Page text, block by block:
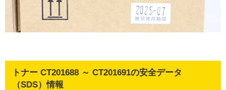
トナー CT201688 ～ CT201691の安全データ
（SDS）情報